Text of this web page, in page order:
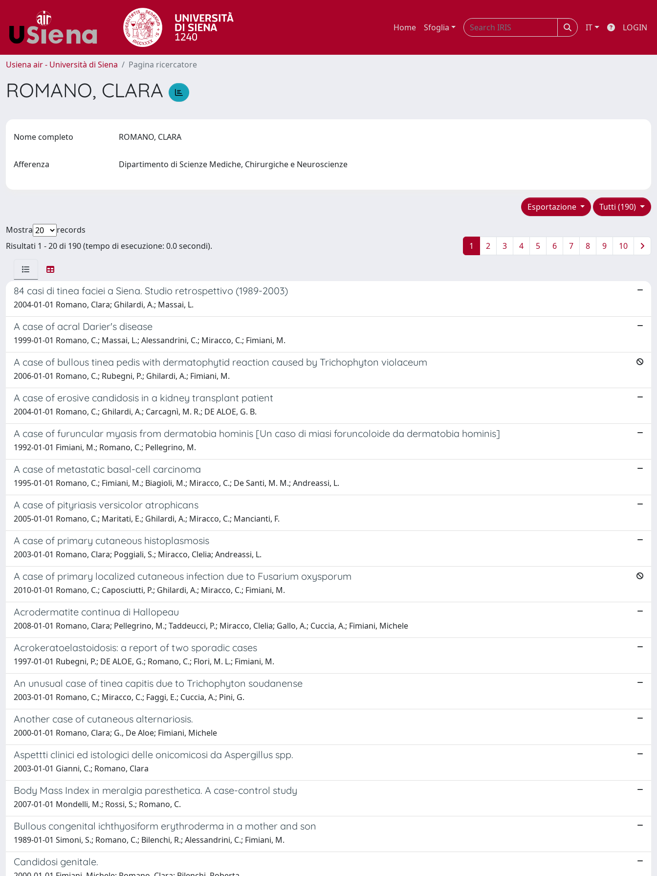
Home Sfoglia IT LOGIN
Usiena air - Università di Siena Pagina ricercatore
ROMANO, CLARA
Nome completo ROMANO, CLARA
Afferenza Dipartimento di Scienze Mediche, Chirurgiche e Neuroscienze
Tutti (190)
Esportazione
Mostra
records
Risultati 1 - 20 di 190 (tempo di esecuzione: 0.0 secondi).
1 2 3 4 5 6 7 8 9 10
84 casi di tinea faciei a Siena. Studio retrospettivo (1989-2003)
2004-01-01 Romano, Clara; Ghilardi, A.; Massai, L.
A case of acral Darier's disease
1999-01-01 Romano, C.; Massai, L.; Alessandrini, C.; Miracco, C.; Fimiani, M.
A case of bullous tinea pedis with dermatophytid reaction caused by Trichophyton violaceum
2006-01-01 Romano, C.; Rubegni, P.; Ghilardi, A.; Fimiani, M.
A case of erosive candidosis in a kidney transplant patient
2004-01-01 Romano, C.; Ghilardi, A.; Carcagnì, M. R.; DE ALOE, G. B.
A case of furuncular myasis from dermatobia hominis [Un caso di miasi foruncoloide da dermatobia hominis]
1992-01-01 Fimiani, M.; Romano, C.; Pellegrino, M.
A case of metastatic basal-cell carcinoma
1995-01-01 Romano, C.; Fimiani, M.; Biagioli, M.; Miracco, C.; De Santi, M. M.; Andreassi, L.
A case of pityriasis versicolor atrophicans
2005-01-01 Romano, C.; Maritati, E.; Ghilardi, A.; Miracco, C.; Mancianti, F.
A case of primary cutaneous histoplasmosis
2003-01-01 Romano, Clara; Poggiali, S.; Miracco, Clelia; Andreassi, L.
A case of primary localized cutaneous infection due to Fusarium oxysporum
2010-01-01 Romano, C.; Caposciutti, P.; Ghilardi, A.; Miracco, C.; Fimiani, M.
Acrodermatite continua di Hallopeau
2008-01-01 Romano, Clara; Pellegrino, M.; Taddeucci, P.; Miracco, Clelia; Gallo, A.; Cuccia, A.; Fimiani, Michele
Acrokeratoelastoidosis: a report of two sporadic cases
1997-01-01 Rubegni, P.; DE ALOE, G.; Romano, C.; Flori, M. L.; Fimiani, M.
An unusual case of tinea capitis due to Trichophyton soudanense
2003-01-01 Romano, C.; Miracco, C.; Faggi, E.; Cuccia, A.; Pini, G.
Another case of cutaneous alternariosis.
2000-01-01 Romano, Clara; G., De Aloe; Fimiani, Michele
Aspettti clinici ed istologici delle onicomicosi da Aspergillus spp.
2003-01-01 Gianni, C.; Romano, Clara
Body Mass Index in meralgia paresthetica. A case-control study
2007-01-01 Mondelli, M.; Rossi, S.; Romano, C.
Bullous congenital ichthyosiform erythroderma in a mother and son
1989-01-01 Simoni, S.; Romano, C.; Bilenchi, R.; Alessandrini, C.; Fimiani, M.
Candidosi genitale.